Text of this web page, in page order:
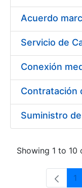
Showing 1 to 10
1